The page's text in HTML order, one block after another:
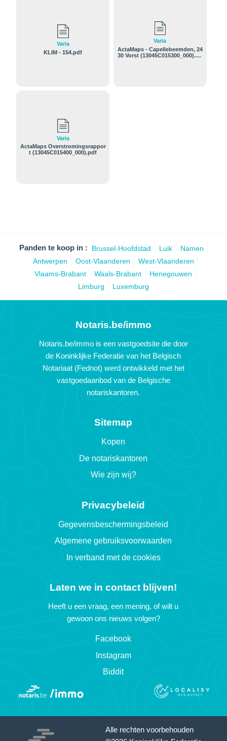
Varia
KLIM - 154.pdf
Varia
ActaMaps - Capellebeemden, 24
30 Vorst (13045C015300_000).pd
Varia
ActaMaps Overstromingsrappor
t (13045C015400_000).pdf
Panden te koop in : Brussel-Hoofdstad Luik
Namen
Antwerpen
Oost-Vlaanderen
West-Vlaanderen
Vlaams-Brabant
Waals-Brabant
Henegouwen
Limburg
Luxemburg
Notaris.be/immo
Notaris.be/immo is een vastgoedsite die door
de Koninklijke Federatie van het Belgisch
Notariaat (Fednot) werd ontwikkeld met het
vastgoedaanbod van de Belgische
notariskantoren.
Sitemap
Kopen
De notariskantoren
Wie zijn wij?
Privacybeleid
Gegevensbeschermingsbeleid
Algemene gebruiksvoorwaarden
In verband met de cookies
Laten we in contact blijven!
Heeft u een vraag, een mening, of wilt u
gewoon ons nieuws volgen?
Facebook
Instagram
Biddit
Alle rechten voorbehouden